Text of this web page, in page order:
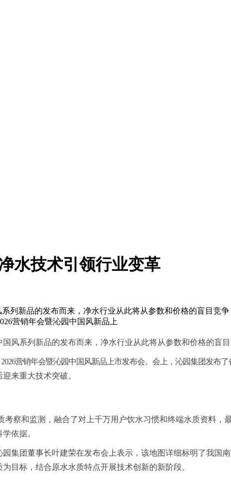
水技术引领行业变革
列新品的发布而来，净水行业从此将从参数和价格的盲目竞争
营销年会暨沁园中国风新品上
国风系列新品的发布而来，净水行业从此将从参数和价格的盲
6营销年会暨沁园中国风新品上市发布会。会上，沁园集团发布
来重大技术突破。
考察和监测，融合了对上千万用户饮水习惯和终端水质资料，
依据。
园集团董事长叶建荣在发布会上表示 ，该地图详细标明了我国
目标，结合原水水质特点开展技术创 新的新阶段。